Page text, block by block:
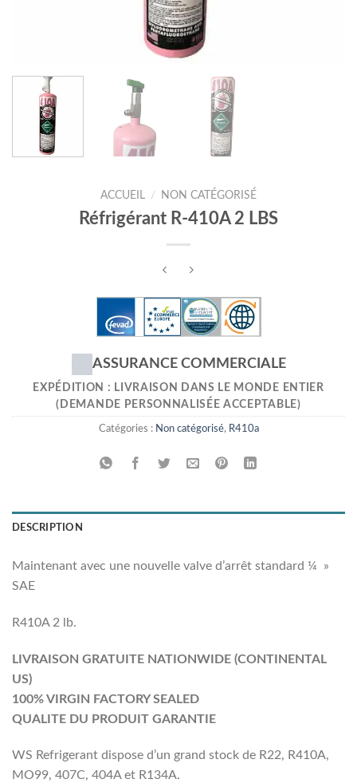
ACCUEIL / NON CATÉGORISÉ
Réfrigérant R-410A 2 LBS
ASSURANCE COMMERCIALE
EXPÉDITION : LIVRAISON DANS LE MONDE ENTIER
(DEMANDE PERSONNALISÉE ACCEPTABLE)
Catégories : Non catégorisé, R410a
DESCRIPTION
Maintenant avec une nouvelle valve d’arrêt standard ¼ »
SAE
R410A 2 lb.
LIVRAISON GRATUITE NATIONWIDE (CONTINENTAL
US)
100% VIRGIN FACTORY SEALED
QUALITE DU PRODUIT GARANTIE
WS Refrigerant dispose d’un grand stock de R22, R410A,
MO99, 407C, 404A et R134A.